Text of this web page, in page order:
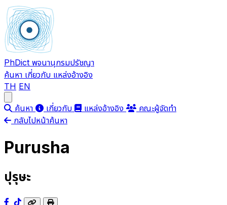
PhDict พจนานุกรมปรัชญา
ค้นหา เกี่ยวกับ แหล่งอ้างอิง
TH EN
ค้นหา เกี่ยวกับ แหล่งอ้างอิง
คณะผู้จัดทำ
กลับไปหน้าค้นหา
Purusha
ปุรุษะ